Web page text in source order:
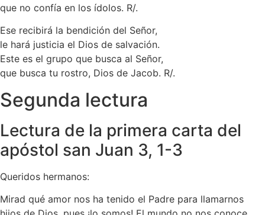
que no confía en los ídolos. R/.
Ese recibirá la bendición del Señor,
le hará justicia el Dios de salvación.
Este es el grupo que busca al Señor,
que busca tu rostro, Dios de Jacob. R/.
Segunda lectura
Lectura de la primera carta del
apóstol san Juan 3, 1-3
Queridos hermanos:
Mirad qué amor nos ha tenido el Padre para llamarnos